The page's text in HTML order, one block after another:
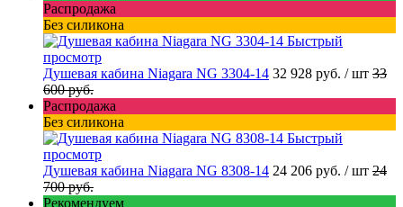
Распродажа
Без силикона
Быстрый
просмотр
Душевая кабина Niagara NG 3304-14 32 928 руб. / шт 33
600 руб.
Распродажа
Без силикона
Быстрый
просмотр
Душевая кабина Niagara NG 8308-14 24 206 руб. / шт 24
700 руб.
Рекомендуем